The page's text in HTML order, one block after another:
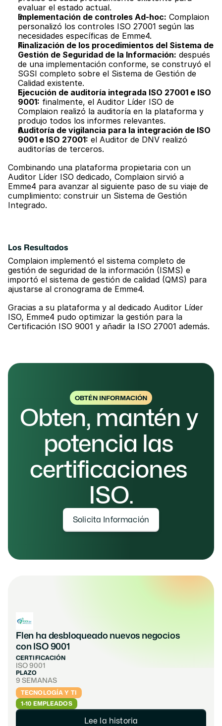
evaluar el estado actual.
Implementación de controles Ad-hoc: Complaion
personalizó los controles ISO 27001 según las
necesidades específicas de Emme4.
Finalización de los procedimientos del Sistema de
Gestión de Seguridad de la Información: después
de una implementación conforme, se construyó el
SGSI completo sobre el Sistema de Gestión de
Calidad existente.
Ejecución de auditoría integrada ISO 27001 e ISO
9001: finalmente, el Auditor Líder ISO de
Complaion realizó la auditoría en la plataforma y
produjo todos los informes relevantes.
Auditoría de vigilancia para la integración de ISO
9001 e ISO 27001: el Auditor de DNV realizó
auditorías de terceros.
Combinando una plataforma propietaria con un
Auditor Líder ISO dedicado, Complaion sirvió a
Emme4 para avanzar al siguiente paso de su viaje de
cumplimiento: construir un Sistema de Gestión
Integrado.
Los Resultados
Complaion implementó el sistema completo de
gestión de seguridad de la información (ISMS) e
importó el sistema de gestión de calidad (QMS) para
ajustarse al cronograma de Emme4.
Gracias a su plataforma y al dedicado Auditor Líder
ISO, Emme4 pudo optimizar la gestión para la
Certificación ISO 9001 y añadir la ISO 27001 además.
OBTÉN INFORMACIÓN
Obten, mantén y
potencia las
certificaciones
ISO.
Solicita Información
Flen ha desbloqueado nuevos negocios
con ISO 9001
CERTIFICACIÓN
ISO 9001
PLAZO
9 SEMANAS
TECNOLOGÍA Y TI
1-10 EMPLEADOS
Lee la historia